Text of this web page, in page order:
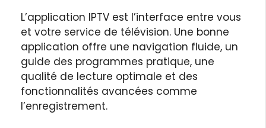
L’application IPTV est l’interface entre vous
et votre service de télévision. Une bonne
application offre une navigation fluide, un
guide des programmes pratique, une
qualité de lecture optimale et des
fonctionnalités avancées comme
l’enregistrement.